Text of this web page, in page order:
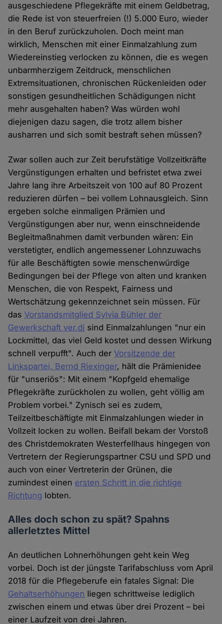
ausgeschiedene Pflegekräfte mit einem Geldbetrag,
die Rede ist von steuerfreien (!) 5.000 Euro, wieder
in den Beruf zurückzuholen. Doch meint man
wirklich, Menschen mit einer Einmalzahlung zum
Wiedereinstieg verlocken zu können, die es wegen
unbarmherzigem Zeitdruck, menschlichen
Extremsituationen, chronischen Rückenleiden oder
sonstigen gesundheitlichen Schädigungen nicht
mehr ausgehalten haben? Was würden wohl
diejenigen dazu sagen, die trotz allem bisher
ausharren und sich somit bestraft sehen müssen?
Zwar sollen auch zur Zeit berufstätige Vollzeitkräfte
Vergünstigungen erhalten und befristet etwa zwei
Jahre lang ihre Arbeitszeit von 100 auf 80 Prozent
reduzieren dürfen – bei vollem Lohnausgleich. Sinn
ergeben solche einmaligen Prämien und
Vergünstigungen aber nur, wenn einschneidende
Begleitmaßnahmen damit verbunden wären: Ein
verstetigter, endlich angemessener Lohnzuwachs
für alle Beschäftigten sowie menschenwürdige
Bedingungen bei der Pflege von alten und kranken
Menschen, die von Respekt, Fairness und
Wertschätzung gekennzeichnet sein müssen. Für
dasVorstandsmitglied Sylvia Bühler der
Gewerkschaft ver.di sind Einmalzahlungen "nur ein
Lockmittel, das viel Geld kostet und dessen Wirkung
schnell verpufft". Auch derVorsitzende der
Linkspartei, Bernd Riexinger, hält die Prämienidee
für "unseriös": Mit einem "Kopfgeld ehemalige
Pflegekräfte zurückholen zu wollen, geht völlig am
Problem vorbei." Zynisch sei es zudem,
Teilzeitbeschäftigte mit Einmalzahlungen wieder in
Vollzeit locken zu wollen. Beifall bekam der Vorstoß
des Christdemokraten Westerfellhaus hingegen von
Vertretern der Regierungspartner CSU und SPD und
auch von einer Vertreterin der Grünen, die
zumindest einen ersten Schritt in die richtige
Richtung lobten.
Alles doch schon zu spät? Spahns
allerletztes Mittel
An deutlichen Lohnerhöhungen geht kein Weg
vorbei. Doch ist der jüngste Tarifabschluss vom April
2018 für die Pflegeberufe ein fatales Signal: Die
Gehaltserhöhungen liegen schrittweise lediglich
zwischen einem und etwas über drei Prozent – bei
einer Laufzeit von drei Jahren.